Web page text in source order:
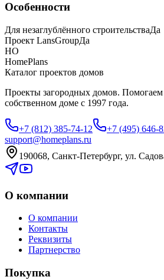
Особенности
Для незаглублённого строительстваДа
Проект LansGroupДа
HO
HomePlans
Каталог проектов домов
Проекты загородных домов. Помогаем
собственном доме с 1997 года.
+7 (812) 385-74-12
+7 (495) 646-
support@homeplans.ru
190068, Санкт-Петербург, ул.
О компании
О компании
Контакты
Реквизиты
Партнерство
Покупка